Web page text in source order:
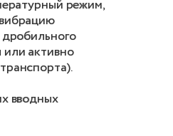
режим,
активно
вводных